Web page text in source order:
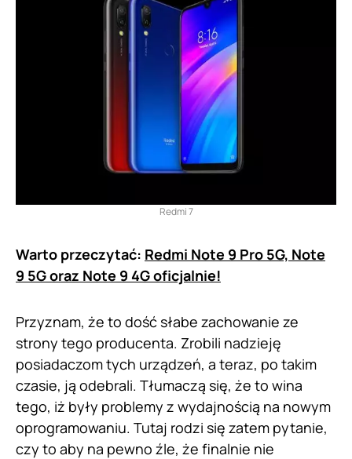
Redmi 7
Warto przeczytać: Redmi Note 9 Pro 5G, Note
9 5G oraz Note 9 4G oficjalnie!
Przyznam, że to dość słabe zachowanie ze
strony tego producenta. Zrobili nadzieję
posiadaczom tych urządzeń, a teraz, po takim
czasie, ją odebrali. Tłumaczą się, że to wina
tego, iż były problemy z wydajnością na nowym
oprogramowaniu. Tutaj rodzi się zatem pytanie,
czy to aby na pewno źle, że finalnie nie